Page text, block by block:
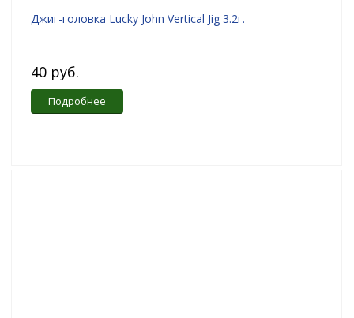
Джиг-головка Lucky John Vertical Jig 3.2г.
40 руб.
Подробнее